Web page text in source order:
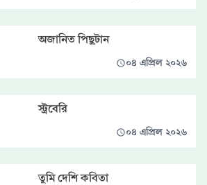
অজানিত পিছুটান
০৪ এপ্রিল ২০২৬
স্ট্রবেরি
০৪ এপ্রিল ২০২৬
তুমি দেশি কবিতা